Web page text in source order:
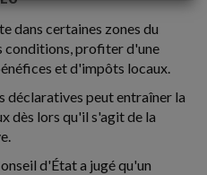
dans certaines zones du
conditions, profiter d'une
et d'impôts locaux.
déclaratives peut entraîner la
dès lors qu'il s'agit de la
d'État a jugé qu'un